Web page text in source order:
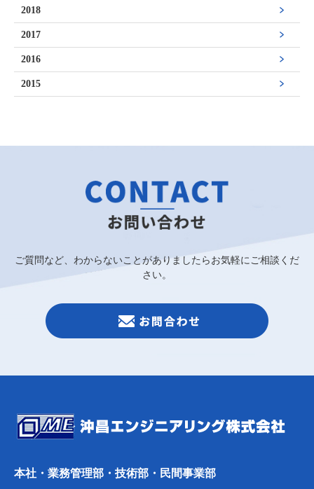
2018
2017
2016
2015
ご質問など、わからないことがありましたらお気軽にご相談くだ
さい。
本社・業務管理部・技術部・民間事業部